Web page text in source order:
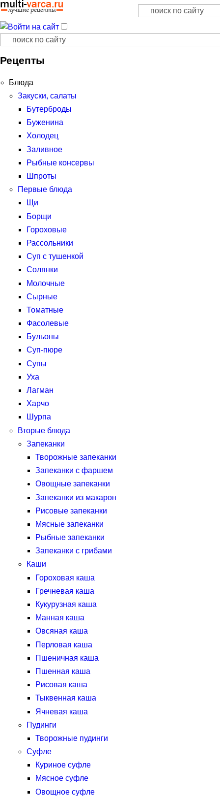
Форма поиска
Поиск
Форма поиска
Поиск
Рецепты
Блюда
Закуски, салаты
Бутерброды
Буженина
Холодец
Заливное
Рыбные консервы
Шпроты
Первые блюда
Щи
Борщи
Гороховые
Рассольники
Суп с тушенкой
Солянки
Молочные
Сырные
Томатные
Фасолевые
Бульоны
Суп-пюре
Супы
Уха
Лагман
Харчо
Шурпа
Вторые блюда
Запеканки
Творожные запеканки
Запеканки с фаршем
Овощные запеканки
Запеканки из макарон
Рисовые запеканки
Мясные запеканки
Рыбные запеканки
Запеканки с грибами
Каши
Гороховая каша
Гречневая каша
Кукурузная каша
Манная каша
Овсяная каша
Перловая каша
Пшеничная каша
Пшенная каша
Рисовая каша
Тыквенная каша
Ячневая каша
Пудинги
Творожные пудинги
Суфле
Куриное суфле
Мясное суфле
Овощное суфле